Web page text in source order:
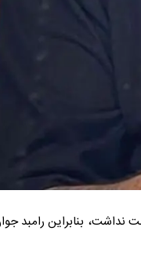
نداشت، بنابراین رامبد